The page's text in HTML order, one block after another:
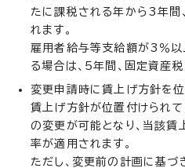
たに課税される年から3年
れます。
雇用者給与等支給額が3％
る場合は、5年間、固定資産
変更申請時に賃上げ方針を
賃上げ方針が位置付けられ
の変更が可能となり、当該
率が適用されます。
ただし、変更前の計画に基づ